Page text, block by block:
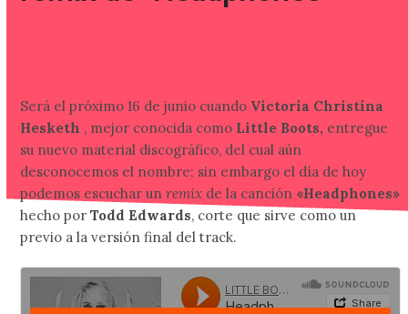
Será el próximo 16 de junio cuando Victoria Christina
Hesketh , mejor conocida como Little Boots, entregue
su nuevo material discográfico, del cual aún
desconocemos el nombre; sin embargo el día de hoy
podemos escuchar unremix de la canción «Headphones»
hecho porTodd Edwards, corte que sirve como un
previo a la versión final del track.